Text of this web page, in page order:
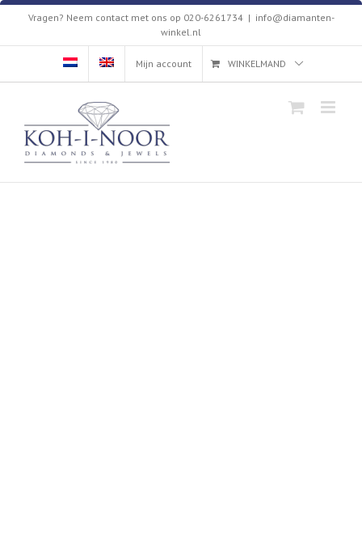
Skip
content
Vragen? Neem contact met ons op 020-6261734 | info@diamanten-
winkel.nl
Mijn account WINKELMAND